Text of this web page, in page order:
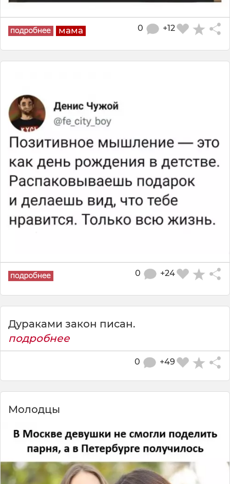
мама +12
0
+24
0
Дураками закон писан.
подробнее
+49
0
Молодцы